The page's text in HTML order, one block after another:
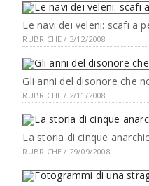
Le navi dei veleni: scafi a
RUBRICHE / 3/12/2008
Gli anni del disonore che
RUBRICHE / 2/11/2008
La storia di cinque
RUBRICHE / 29/09/2008